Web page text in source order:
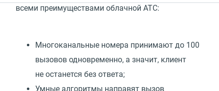
всеми преимуществами облачной АТС:
Многоканальные номера принимают до 100
вызовов одновременно, а значит, клиент
не останется без ответа;
Умные алгоритмы направят вызов